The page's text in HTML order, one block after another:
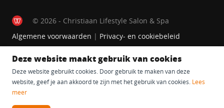
© 2026 - Christiaan Lifestyle Salon & Spa
Algemene voorwaarden | Privacy- en cookiebeleid
Deze website maakt gebruik van cookies
Deze website gebruikt cookies. Door gebruik te maken van deze
website, geef je aan akkoord te zijn met het gebruik van cookies. Lees
meer